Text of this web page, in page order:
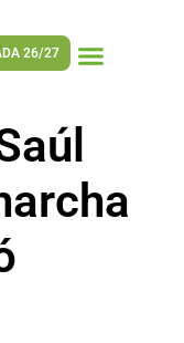
26/27